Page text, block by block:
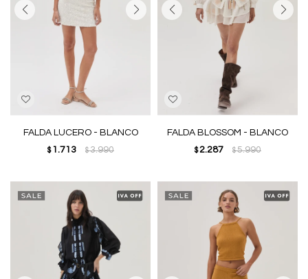
FALDA LUCERO - BLANCO
$ 1.713 $3.990
FALDA BLOSSOM - BLANCO
$ 2.287 $5.990